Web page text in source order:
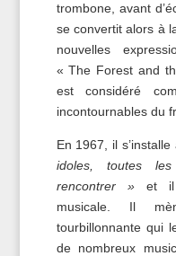
trombone, avant
se convertit alors à
nouvelles
« The Forest and
est considéré
incontournables du
En 1967, il
idoles, toutes
rencontrer »et il
musicale. Il
tourbillonnante qui
de nombreux